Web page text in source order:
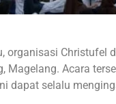
Christufel
Magelang. Acara
dapat selalu